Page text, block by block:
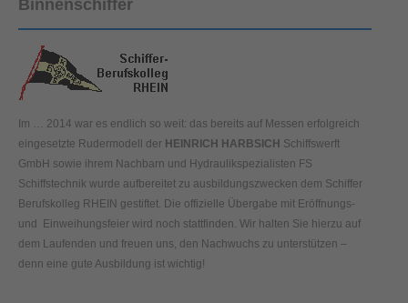
Binnenschiffer
Im … 2014 war es endlich so weit: das bereits auf Messen erfolgreich
eingesetzte Rudermodell der HEINRICH HARBSICH Schiffswerft
GmbH sowie ihrem Nachbarn und Hydraulikspezialisten FS
Schiffstechnik wurde aufbereitet zu ausbildungszwecken dem Schiffer
Berufskolleg RHEIN gestiftet. Die offizielle Übergabe mit Eröffnungs-
und Einweihungsfeier wird noch stattfinden. Wir halten Sie hierzu auf
dem Laufenden und freuen uns, den Nachwuchs zu unterstützen –
denn eine gute Ausbildung ist wichtig!